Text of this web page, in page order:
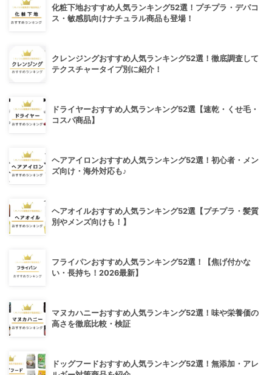
化粧下地おすすめ人気ランキング52選！プチプラ・デパコ
ス・敏感肌向けナチュラル商品も登場！
クレンジングおすすめ人気ランキング52選！徹底調査して
テクスチャータイプ別に紹介！
ドライヤーおすすめ人気ランキング52選【速乾・くせ毛・
コスパ商品】
ヘアアイロンおすすめ人気ランキング52選！初心者・メン
ズ向け・海外対応も♪
ヘアオイルおすすめ人気ランキング52選【プチプラ・髪質
別やメンズ向けも！】
フライパンおすすめ人気ランキング52選！【焦げ付かな
い・長持ち！2026最新】
マヌカハニーおすすめ人気ランキング52選！味や栄養価の
高さを徹底比較・検証
ドッグフードおすすめ人気ランキング52選！無添加・アレ